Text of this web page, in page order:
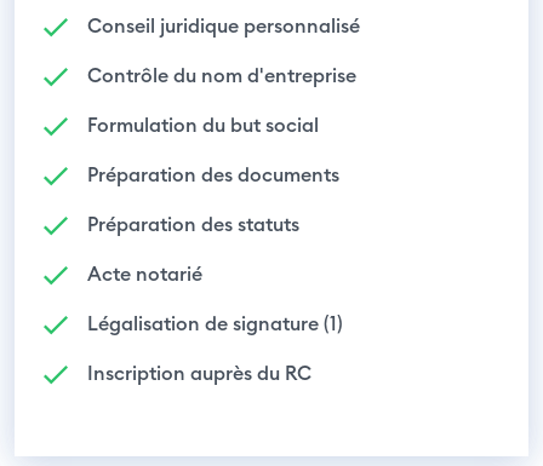
Conseil juridique personnalisé
Contrôle du nom d'entreprise
Formulation du but social
Préparation des documents
Préparation des statuts
Acte notarié
Légalisation de signature (1)
Inscription auprès du RC